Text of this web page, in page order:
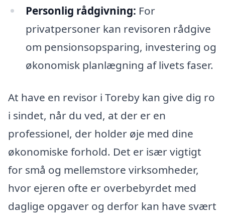
Personlig rådgivning: For
privatpersoner kan revisoren rådgive
om pensionsopsparing, investering og
økonomisk planlægning af livets faser.
At have en revisor i Toreby kan give dig ro
i sindet, når du ved, at der er en
professionel, der holder øje med dine
økonomiske forhold. Det er især vigtigt
for små og mellemstore virksomheder,
hvor ejeren ofte er overbebyrdet med
daglige opgaver og derfor kan have svært